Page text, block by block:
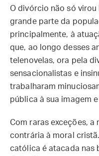
O divórcio não só
grande parte da
principalmente, à
que, ao longo desses
telenovelas, ora pela
sensacionalistas e
trabalharam
pública à sua imagem
Com raras exceções, a
contrária à moral
católica é atacada nas